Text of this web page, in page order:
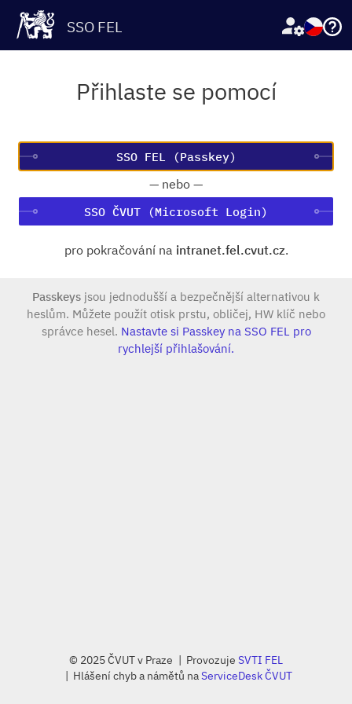
SSO FEL
Přihlaste se pomocí
— nebo —
SSO ČVUT (Microsoft Login)
pro pokračování na intranet.fel.cvut.cz.
Passkeys jsou jednodušší a bezpečnější alternativou k
heslům. Můžete použít otisk prstu, obličej, HW klíč nebo
správce hesel. Nastavte si Passkey na SSO FEL pro
rychlejší přihlašování.
© 2025 ČVUT v Praze ProvozujeSVTI FEL
Hlášení chyb a námětů naServiceDesk ČVUT